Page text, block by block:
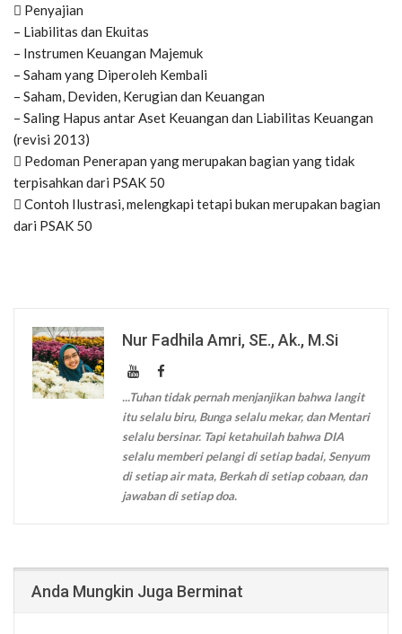
 Penyajian
– Liabilitas dan Ekuitas
– Instrumen Keuangan Majemuk
– Saham yang Diperoleh Kembali
– Saham, Deviden, Kerugian dan Keuangan
– Saling Hapus antar Aset Keuangan dan Liabilitas Keuangan
(revisi 2013)
 Pedoman Penerapan yang merupakan bagian yang tidak
terpisahkan dari PSAK 50
 Contoh Ilustrasi, melengkapi tetapi bukan merupakan bagian
dari PSAK 50
Nur Fadhila Amri, SE., Ak., M.Si
...Tuhan tidak pernah menjanjikan bahwa langit
itu selalu biru, Bunga selalu mekar, dan Mentari
selalu bersinar. Tapi ketahuilah bahwa DIA
selalu memberi pelangi di setiap badai, Senyum
di setiap air mata, Berkah di setiap cobaan, dan
jawaban di setiap doa.
Anda Mungkin Juga Berminat